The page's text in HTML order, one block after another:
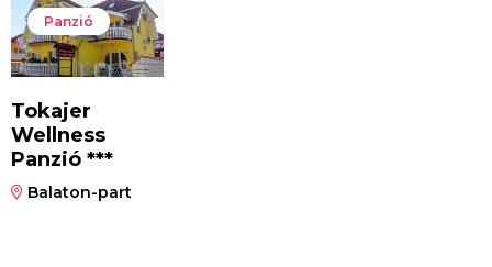
Panzió
Tokajer
Wellness
Panzió ***
Balaton-part